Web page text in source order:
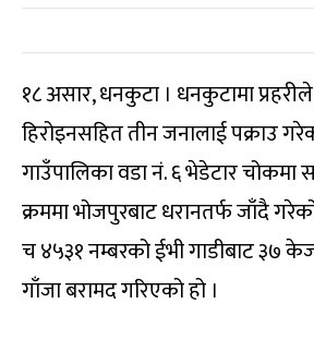
१८ असार, धनकुटा । धनकुटामा
हिरोइनसहित तीन जनालाई पक्राउ
गाउँपालिका वडा नं. ६ भेडेटार
क्रममा भोजपुरबाट धरानतर्फ जाँदै
च ४५३१ नम्बरको ईभी गाडीबाट ३७
गाँजा बरामद गरिएको हो ।